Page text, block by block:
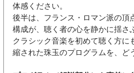
体感ください。
後半は、フランス・ロマン派の頂
構成が、聴く者の心を静かに揺さ
クラシック音楽を初めて聴く方
縮された珠玉のプログラムを、ど